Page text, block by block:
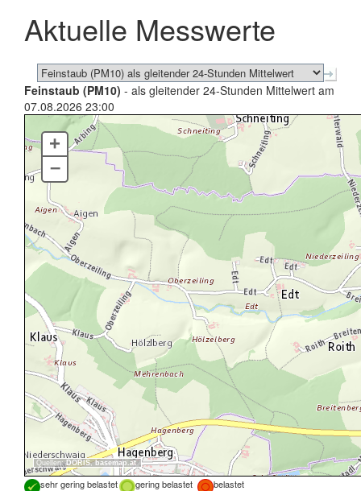
schließen
Aktuelle Messwerte
Feinstaub (PM10) - als gleitender 24-Stunden Mittelwert am
07.08.2026 23:00
Quellen: DORIS,basemap.at
+
–
sehr gering belastet gering belastet
belastet